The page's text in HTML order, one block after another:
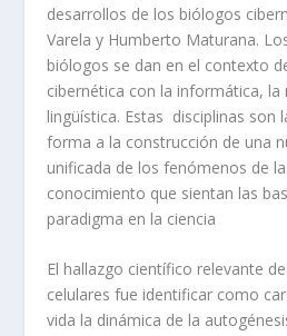
desarrollos de los biólogos
Varela y Humberto Maturana.
biólogos se dan en el contexto
cibernética con la informática, la
lingüística. Estas disciplinas son
forma a la construcción de una
unificada de los fenómenos de
conocimiento que sientan las
paradigma en la ciencia
El hallazgo científico relevante
celulares fue identificar como
vida la dinámica de la